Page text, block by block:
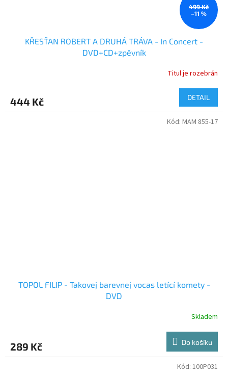
499 Kč
–11 %
KŘESŤAN ROBERT A DRUHÁ TRÁVA - In Concert -
DVD+CD+zpěvník
Titul je rozebrán
444 Kč DETAIL
TOPOL FILIP - Takovej barevnej vocas letící komety -
DVD
Skladem
289 Kč Do košíku
Kód: MAM 855-17
Kód: 100P031